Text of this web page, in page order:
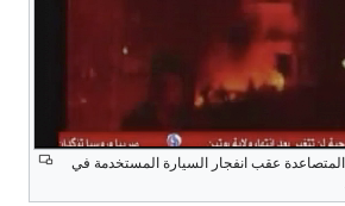
المتصاعدة عقب انفجار السيارة المستخدمة في